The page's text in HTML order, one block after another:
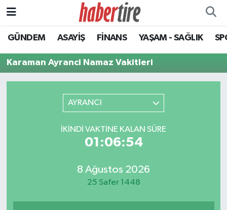
GÜNDEM ASAYİŞ FİNANS YAŞAM - SAĞLIK
Karaman Ayranci Namaz Vakitleri
AYRANCI
İKINDI VAKTINE KALAN SÜRE
01:06:54
8 Ağustos 2026
25 Safer 1448
Tire Nöbetçi Eczaneler
Tire Hava Durumu
Tüm Manşetler
Son Dakika Haberleri